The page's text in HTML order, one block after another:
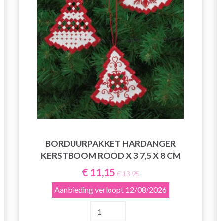
BORDUURPAKKET HARDANGER
KERSTBOOM ROOD X 3 7,5 X 8 CM
€ 11,15 € 13,95
Aanbieding verloopt 12/08/2026